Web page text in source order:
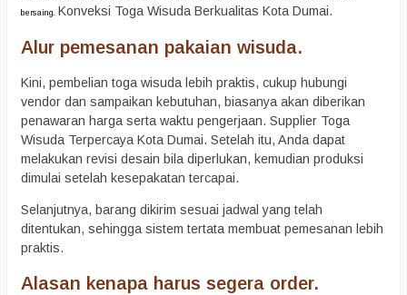
bersaing. Konveksi Toga Wisuda Berkualitas Kota Dumai.
Alur pemesanan pakaian wisuda.
Kini, pembelian toga wisuda lebih praktis, cukup hubungi
vendor dan sampaikan kebutuhan, biasanya akan diberikan
penawaran harga serta waktu pengerjaan. Supplier Toga
Wisuda Terpercaya Kota Dumai. Setelah itu, Anda dapat
melakukan revisi desain bila diperlukan, kemudian produksi
dimulai setelah kesepakatan tercapai.
Selanjutnya, barang dikirim sesuai jadwal yang telah
ditentukan, sehingga sistem tertata membuat pemesanan lebih
praktis.
Alasan kenapa harus segera order.